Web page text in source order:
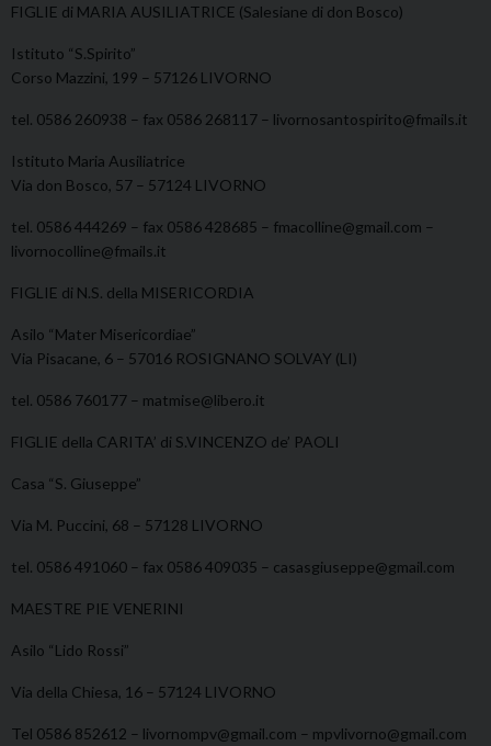
FIGLIE di MARIA AUSILIATRICE (Salesiane di don Bosco)
Istituto “S.Spirito”
Corso Mazzini, 199 – 57126 LIVORNO
tel. 0586 260938 – fax 0586 268117 – livornosantospirito@fmails.it
Istituto Maria Ausiliatrice
Via don Bosco, 57 – 57124 LIVORNO
tel. 0586 444269 – fax 0586 428685 – fmacolline@gmail.com –
livornocolline@fmails.it
FIGLIE di N.S. della MISERICORDIA
Asilo “Mater Misericordiae”
Via Pisacane, 6 – 57016 ROSIGNANO SOLVAY (LI)
tel. 0586 760177 – matmise@libero.it
FIGLIE della CARITA’ di S.VINCENZO de’ PAOLI
Casa “S. Giuseppe”
Via M. Puccini, 68 – 57128 LIVORNO
tel. 0586 491060 – fax 0586 409035 – casasgiuseppe@gmail.com
MAESTRE PIE VENERINI
Asilo “Lido Rossi”
Via della Chiesa, 16 – 57124 LIVORNO
Tel 0586 852612 – livornompv@gmail.com – mpvlivorno@gmail.com